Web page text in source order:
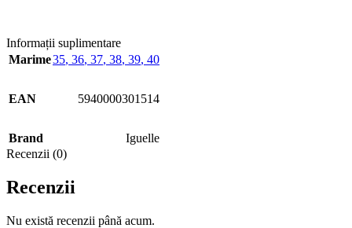
Informații suplimentare
Marime35, 36, 37, 38, 39, 40
EAN 5940000301514
Brand
Iguelle
Recenzii (0)
Recenzii
Nu există recenzii până acum.